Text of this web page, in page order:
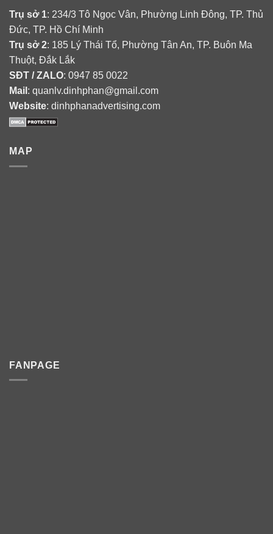
Trụ sở 1: 234/3 Tô Ngọc Vân, Phường Linh Đông, TP. Thủ
Đức, TP. Hồ Chí Minh
Trụ sở 2: 185 Lý Thái Tổ, Phường Tân An, TP. Buôn Ma
Thuột, Đắk Lắk
SĐT / ZALO: 0947 85 0022
Mail : quanlv.dinhphan@gmail.com
Website: dinhphanadvertising.com
MAP
FANPAGE